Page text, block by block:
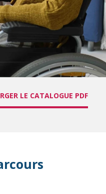
LE CATALOGUE PDF